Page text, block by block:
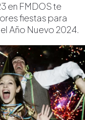
en FMDOS te
fiestas para
Año Nuevo 2024.